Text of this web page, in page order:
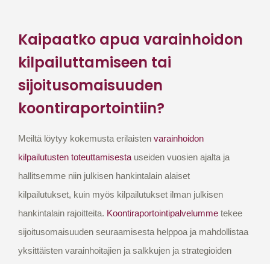
Kaipaatko apua varainhoidon
kilpailuttamiseen tai
sijoitusomaisuuden
koontiraportointiin?
Meiltä löytyy kokemusta erilaisten varainhoidon
kilpailutusten toteuttamisesta useiden vuosien ajalta ja
hallitsemme niin julkisen hankintalain alaiset
kilpailutukset, kuin myös kilpailutukset ilman julkisen
hankintalain rajoitteita. Koontiraportointipalvelumme tekee
sijoitusomaisuuden seuraamisesta helppoa ja mahdollistaa
yksittäisten varainhoitajien ja salkkujen ja strategioiden